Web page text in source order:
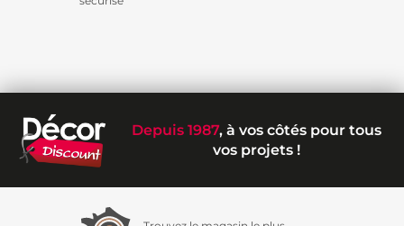
Depuis 1987, à vos côtés pour tous
vos projets !